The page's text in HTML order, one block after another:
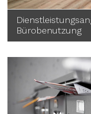
Bürobenutzung